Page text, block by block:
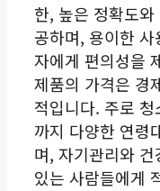
한, 높은 정확도와
공하며, 용이한
자에게 편의성을
제품의 가격은 경
적입니다. 주로
까지 다양한 연령
며, 자기관리와 건
있는 사람들에게